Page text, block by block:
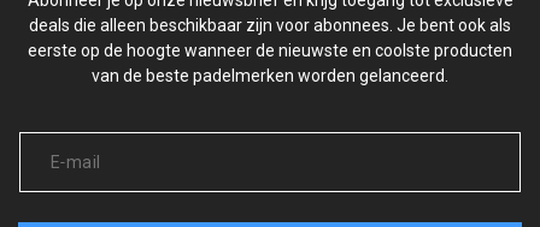
deals die alleen beschikbaar zijn voor abonnees. Je bent ook als
eerste op de hoogte wanneer de nieuwste en coolste producten
van de beste padelmerken worden gelanceerd.